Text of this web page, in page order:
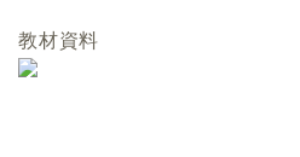
教材資料